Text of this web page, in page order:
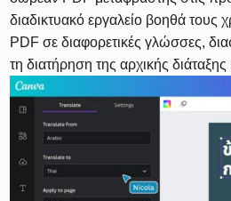
διαδικτυακό εργαλείο βοηθά τους
PDF σε διαφορετικές γλώσσες,
τη διατήρηση της αρχικής